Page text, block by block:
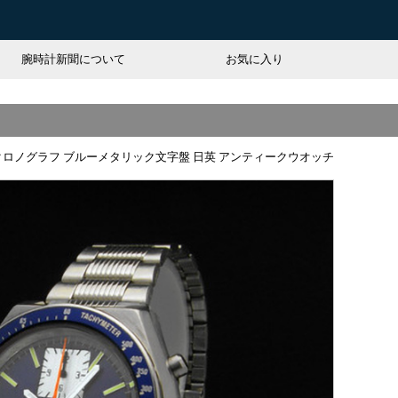
腕時計新聞について お気に入り
ノグラフ ブルーメタリック文字盤 日英 アンティークウオッチ